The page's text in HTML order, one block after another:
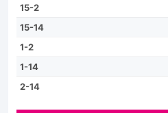
15-2
15-14
1-2
1-14
2-14